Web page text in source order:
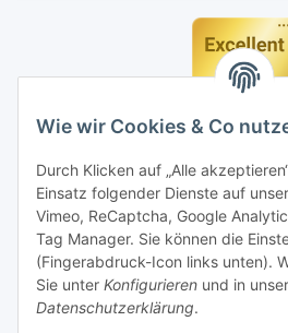
Wie wir Cookies & Co
Durch Klicken auf „Alle
Einsatz folgender Dienste auf
Vimeo, ReCaptcha, Google
Tag Manager. Sie können die
(Fingerabdruck-Icon links unten).
Sie unter Konfigurieren und in
Datenschutzerklärung.